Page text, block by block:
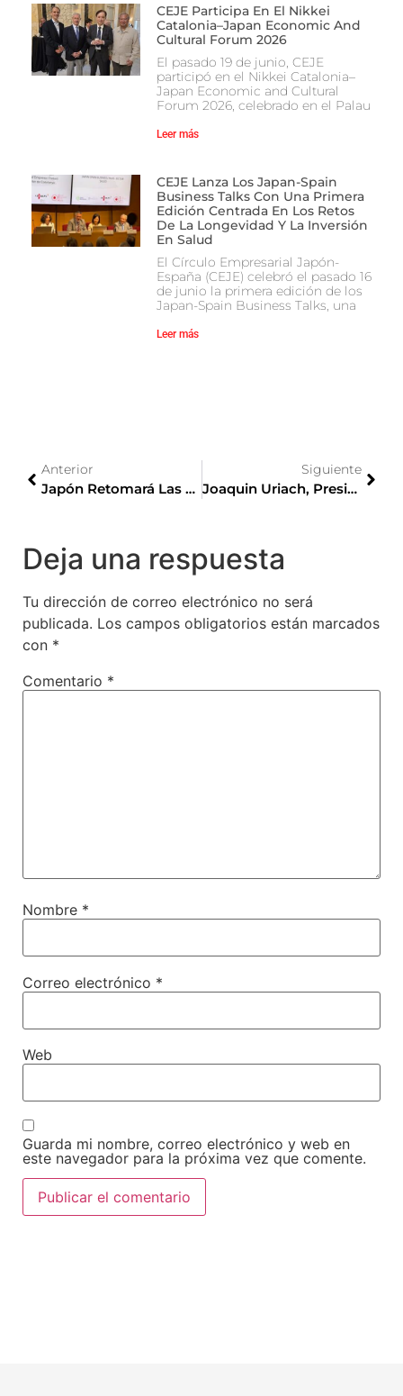
CEJE Participa En El Nikkei
Catalonia–Japan Economic And
Cultural Forum 2026
El pasado 19 de junio, CEJE
participó en el Nikkei Catalonia–
Japan Economic and Cultural
Forum 2026, celebrado en el Palau
Leer más
CEJE Lanza Los Japan-Spain
Business Talks Con Una Primera
Edición Centrada En Los Retos
De La Longevidad Y La Inversión
En Salud
El Círculo Empresarial Japón-
España (CEJE) celebró el pasado 16
de junio la primera edición de los
Japan-Spain Business Talks, una
Leer más
Anterior
Japón Retomará Las Energías Nucleares
Siguiente
Joaquin Uriach, Presidente Laboratorios Uriach
Deja una respuesta
Tu dirección de correo electrónico no será
publicada. Los campos obligatorios están marcados
con *
Comentario *
Nombre *
Correo electrónico *
Web
Guarda mi nombre, correo electrónico y web en
este navegador para la próxima vez que comente.